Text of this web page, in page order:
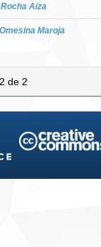
Aiza
Maroja
de 2